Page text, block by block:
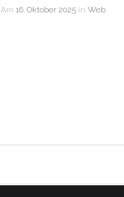
Am 16. Oktober 2025 in Web